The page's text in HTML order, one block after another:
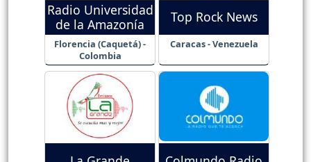
Radio Universidad
de la Amazonía
Florencia (Caquetá) -
Colombia
Top Rock News
Caracas - Venezuela